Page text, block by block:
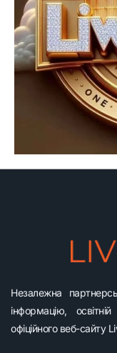
Незалежна
інформацію,
офіційного веб-сайту